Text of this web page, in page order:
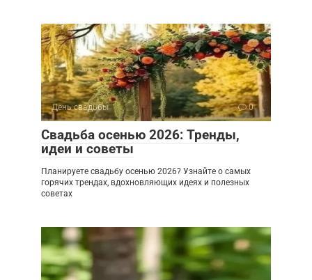
День свадьбы 0
Свадьба осенью 2026: Тренды,
идеи и советы
Планируете свадьбу осенью 2026? Узнайте о самых
горячих трендах, вдохновляющих идеях и полезных
советах